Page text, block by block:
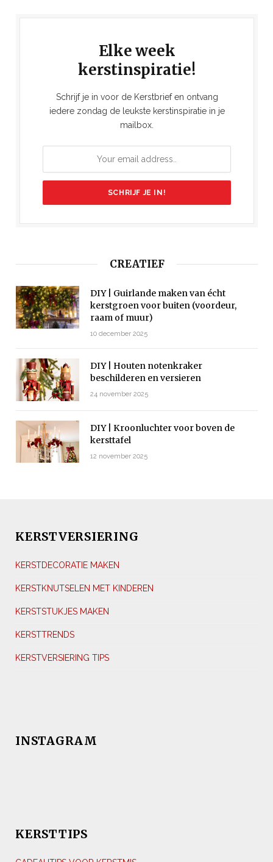
Elke week
kerstinspiratie!
Schrijf je in voor de Kerstbrief en ontvang
iedere zondag de leukste kerstinspiratie in je
mailbox.
CREATIEF
DIY | Guirlande maken van écht
kerstgroen voor buiten (voordeur,
raam of muur)
10 december 2025
DIY | Houten notenkraker
beschilderen en versieren
24 november 2025
DIY | Kroonluchter voor boven de
kersttafel
12 november 2025
KERSTVERSIERING
KERSTDECORATIE MAKEN
KERSTKNUTSELEN MET KINDEREN
KERSTSTUKJES MAKEN
KERSTTRENDS
KERSTVERSIERING TIPS
INSTAGRAM
KERSTTIPS